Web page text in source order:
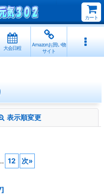
カート
大会日程
Amazonお買い物
サイト
表示順変更
12 次»
]